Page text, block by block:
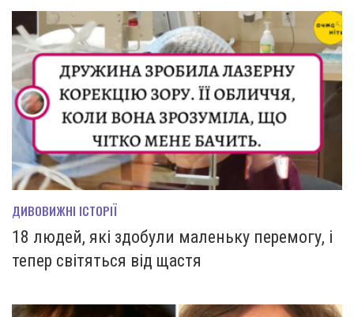
ДИВОВИЖНІ ІСТОРІЇ
18 людей, які здобули маленьку перемогу, і
тепер світяться від щастя